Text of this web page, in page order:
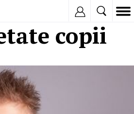
copii